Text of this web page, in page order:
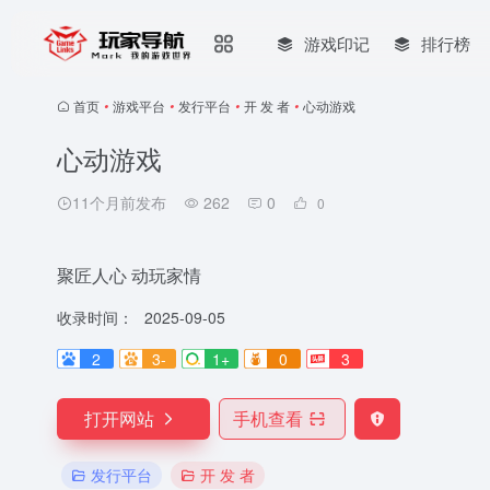
游戏印记 排行榜
首页 • 游戏平台 • 发行平台 • 开 发 者 • 心动游戏
心动游戏
11个月前发布 262 0 0
聚匠人心 动玩家情
收录时间：
2025-09-05
2
3- 1+ 0 3
打开网站 手机查看
发行平台 开 发 者